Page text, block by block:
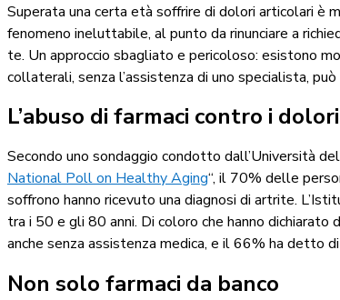
Superata una certa età soffrire di dolori articolari è
fenomeno ineluttabile, al punto da rinunciare a
te. Un approccio sbagliato e pericoloso: esistono
collaterali, senza l’assistenza di uno specialista,
L’abuso di farmaci contro i
Secondo uno sondaggio condotto dall’Università
National Poll on Healthy Aging“, il 70% delle
soffrono hanno ricevuto una diagnosi di artrite.
tra i 50 e gli 80 anni. Di coloro che hanno
anche senza assistenza medica, e il 66% ha detto
Non solo farmaci da banco